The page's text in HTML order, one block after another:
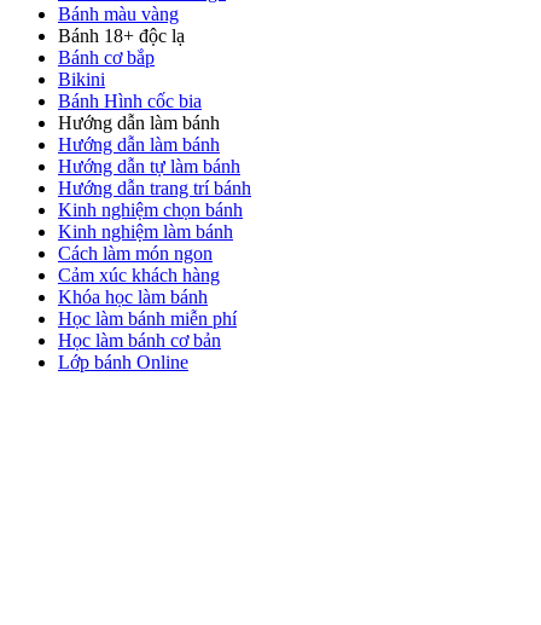
Bánh màu vàng
Bánh 18+ độc lạ
Bánh cơ bắp
Bikini
Bánh Hình cốc bia
Hướng dẫn làm bánh
Hướng dẫn làm bánh
Hướng dẫn tự làm bánh
Hướng dẫn trang trí bánh
Kinh nghiệm chọn bánh
Kinh nghiệm làm bánh
Cách làm món ngon
Cảm xúc khách hàng
Khóa học làm bánh
Học làm bánh miễn phí
Học làm bánh cơ bản
Lớp bánh Online